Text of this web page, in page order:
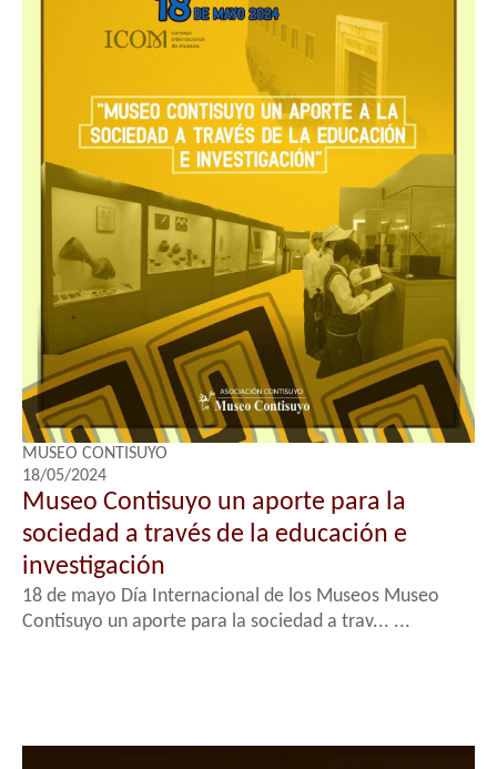
MUSEO CONTISUYO
18/05/2024
Museo Contisuyo un aporte para la
sociedad a través de la educación e
investigación
18 de mayo Día Internacional de los Museos Museo
Contisuyo un aporte para la sociedad a trav... ...